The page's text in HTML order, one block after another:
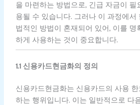
을 마련하는 방법으로, 긴급 자금이 필
용될 수 있습니다. 그러나 이 과정에서
법적인 방법이 혼재되어 있어, 이를 명
하게 사용하는 것이 중요합니다.
1.1 신용카드현금화의 정의
신용카드현금화는 신용카드의 사용
하는 행위입니다. 이는 일반적으로 다